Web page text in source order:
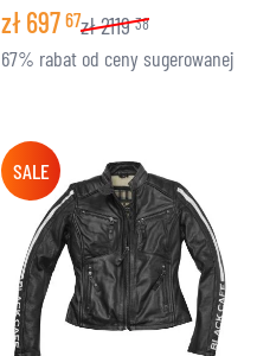
zł697 67zł2119 38
67% rabat od ceny sugerowanej
SALE